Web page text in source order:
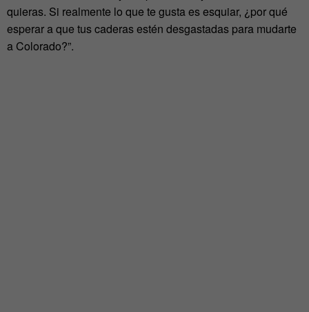
quieras. Si realmente lo que te gusta es esquiar, ¿por qué
esperar a que tus caderas estén desgastadas para mudarte
a Colorado?”.